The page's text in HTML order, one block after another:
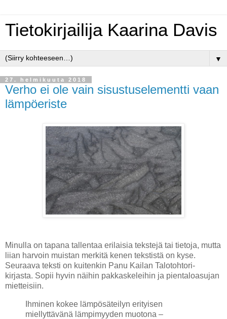
Tietokirjailija Kaarina Davis
▼
27. helmikuuta 2018
Verho ei ole vain sisustuselementti vaan
lämpöeriste
Minulla on tapana tallentaa erilaisia tekstejä tai tietoja, mutta
liian harvoin muistan merkitä kenen tekstistä on kyse.
Seuraava teksti on kuitenkin Panu Kailan Talotohtori-
kirjasta. Sopii hyvin näihin pakkaskeleihin ja pientaloasujan
mietteisiin.
Ihminen kokee lämpösäteilyn erityisen
miellyttävänä lämpimyyden muotona –